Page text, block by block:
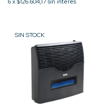
6x$126.604,17sin interés
SIN STOCK